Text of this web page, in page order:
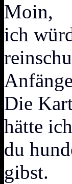
Moin,
ich
Die
hätte
du
gibst.